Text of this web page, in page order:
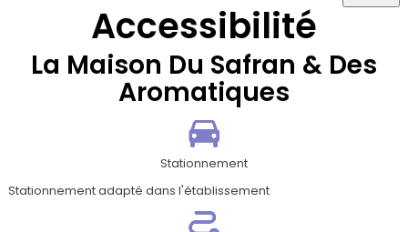
Accessibilité
La Maison Du Safran & Des
Aromatiques
Stationnement
Stationnement adapté dans l'établissement